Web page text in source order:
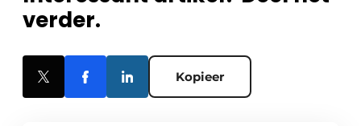
verder.
Kopieer